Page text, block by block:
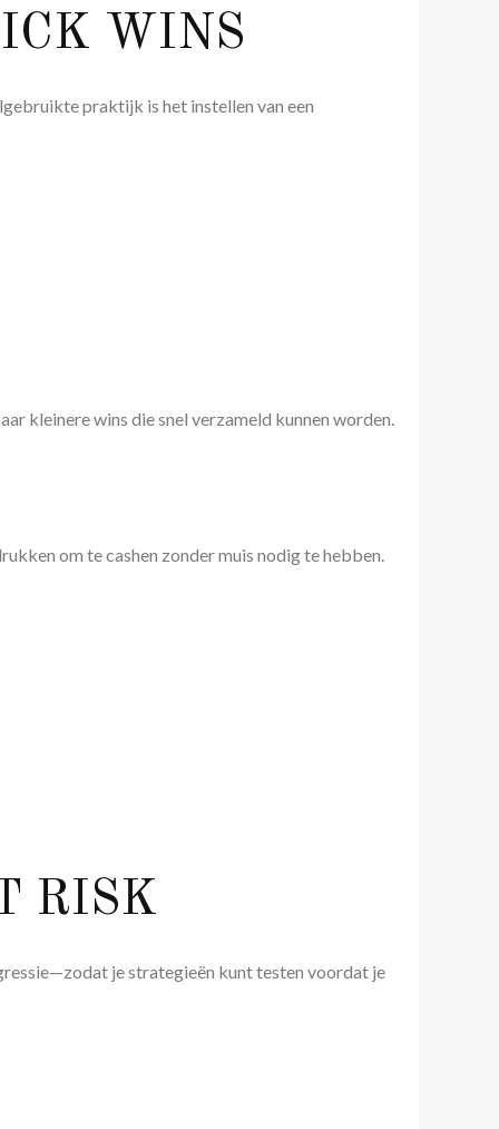
WINS
praktijk is het instellen van een
kleinere wins die snel verzameld kunnen worden.
om te cashen zonder muis nodig te hebben.
RISK
je strategieën kunt testen voordat je